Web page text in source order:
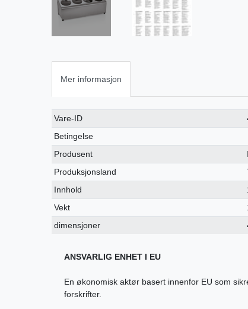
Mer informasjon
Ceres::Template.singleItemTechnicalDataValue
Vare-ID
Betingelse
Produsent
Produksjonsland
Innhold
Vekt
dimensjoner
ANSVARLIG ENHET I EU
En økonomisk aktør basert innenfor EU som
forskrifter.